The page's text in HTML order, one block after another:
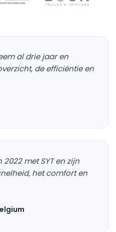
al drie jaar en
de efficiëntie en
met SYT en zijn
het comfort en